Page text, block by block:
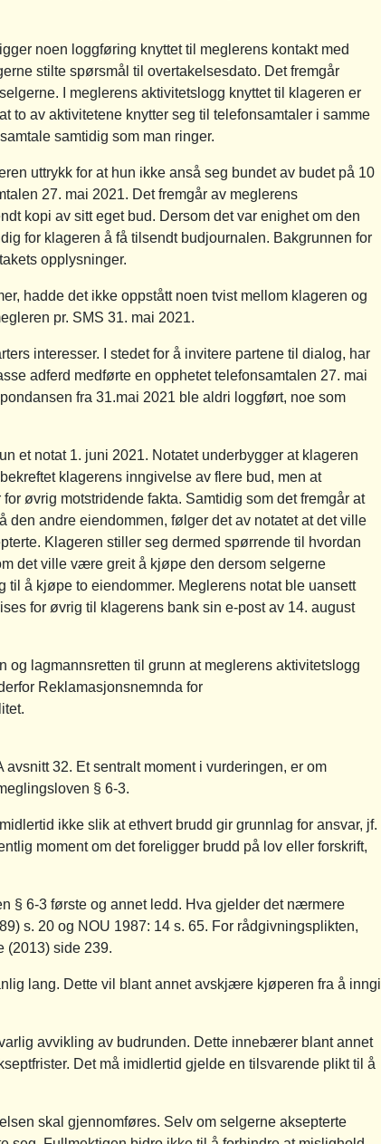
noen loggføring knyttet til meglerens kontakt med
stilte spørsmål til overtakelsesdato. Det fremgår
I meglerens aktivitetslogg knyttet til klageren er
to av aktivitetene knytter seg til telefonsamtaler i samme
samtidig som man ringer.
uttrykk for at hun ikke anså seg bundet av budet på 10
27. mai 2021. Det fremgår av meglerens
kopi av sitt eget bud. Dersom det var enighet om den
for klageren å få tilsendt budjournalen. Bakgrunnen for
opplysninger.
hadde det ikke oppstått noen tvist mellom klageren og
pr. SMS 31. mai 2021.
interesser. I stedet for å invitere partene til dialog, har
adferd medførte en opphetet telefonsamtalen 27. mai
fra 31.mai 2021 ble aldri loggført, noe som
et notat 1. juni 2021. Notatet underbygger at klageren
klagerens inngivelse av flere bud, men at
øvrig motstridende fakta. Samtidig som det fremgår at
andre eiendommen, følger det av notatet at det ville
Klageren stiller seg dermed spørrende til hvordan
det ville være greit å kjøpe den dersom selgerne
å kjøpe to eiendommer. Meglerens notat ble uansett
for øvrig til klagerens bank sin e-post av 14. august
lagmannsretten til grunn at meglerens aktivitetslogg
Reklamasjonsnemnda for
32. Et sentralt moment i vurderingen, er om
§ 6-3.
ikke slik at ethvert brudd gir grunnlag for ansvar, jf.
moment om det foreligger brudd på lov eller forskrift,
§ 6-3 første og annet ledd. Hva gjelder det nærmere
s. 20 og NOU 1987: 14 s. 65. For rådgivningsplikten,
(2013) side 239.
lang. Dette vil blant annet avskjære kjøperen fra å inngi
avvikling av budrunden. Dette innebærer blant annet
Det må imidlertid gjelde en tilsvarende plikt til å
skal gjennomføres. Selv om selgerne aksepterte